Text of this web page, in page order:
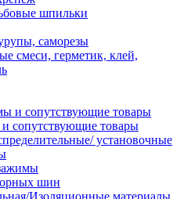
шпильки
саморезы
смеси, герметик, клей,
сопутствующие товары
установочные
шин